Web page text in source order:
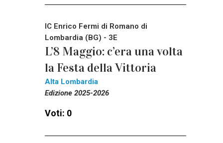
IC Enrico Fermi di Romano di
Lombardia (BG) - 3E
L’8 Maggio: c’era una volta
la Festa della Vittoria
Alta Lombardia
Edizione 2025-2026
Voti: 0